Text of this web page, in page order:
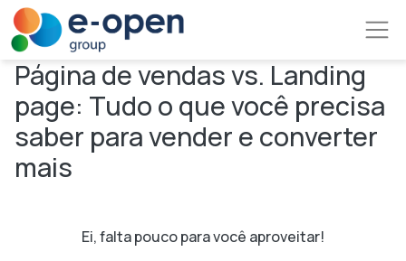
Pular para o conteúdo principal
Página de vendas vs. Landing
page: Tudo o que você precisa
saber para vender e converter
mais
Ei, falta pouco para você aproveitar!